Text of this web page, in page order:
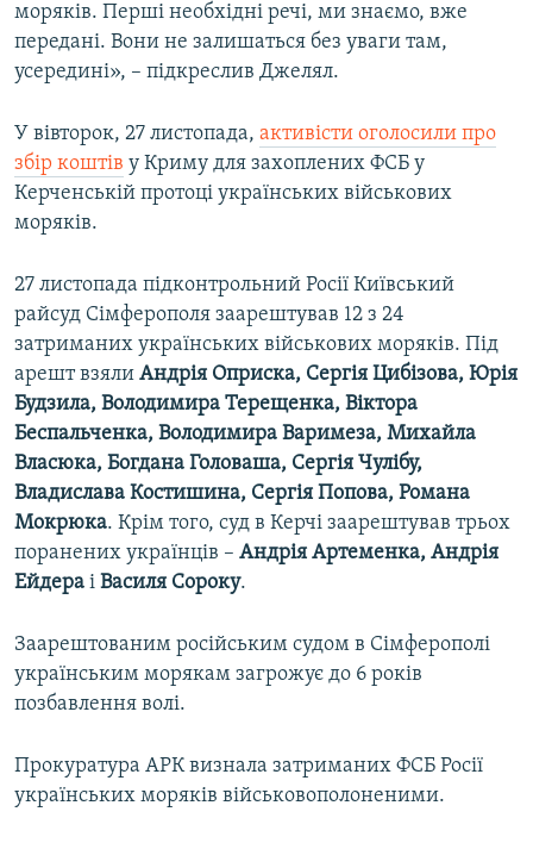
моряків. Перші необхідні речі, ми знаємо, вже
передані. Вони не залишаться без уваги там,
усередині», – підкреслив Джелял.
У вівторок, 27 листопада, активісти оголосили про
збір коштів у Криму для захоплених ФСБ у
Керченській протоці українських військових
моряків.
27 листопада підконтрольний Росії Київський
райсуд Сімферополя заарештував 12 з 24
затриманих українських військових моряків. Під
арешт взяли Андрія Оприска, Сергія Цибізова, Юрія
Будзила, Володимира Терещенка, Віктора
Беспальченка, Володимира Варимеза, Михайла
Власюка, Богдана Головаша, Сергія Чулібу,
Владислава Костишина, Сергія Попова, Романа
Мокрюка. Крім того, суд в Керчі заарештував трьох
поранених українців – Андрія Артеменка, Андрія
Ейдера і Василя Сороку.
Заарештованим російським судом в Сімферополі
українським морякам загрожує до 6 років
позбавлення волі.
Прокуратура АРК визнала затриманих ФСБ Росії
українських моряків військовополоненими.